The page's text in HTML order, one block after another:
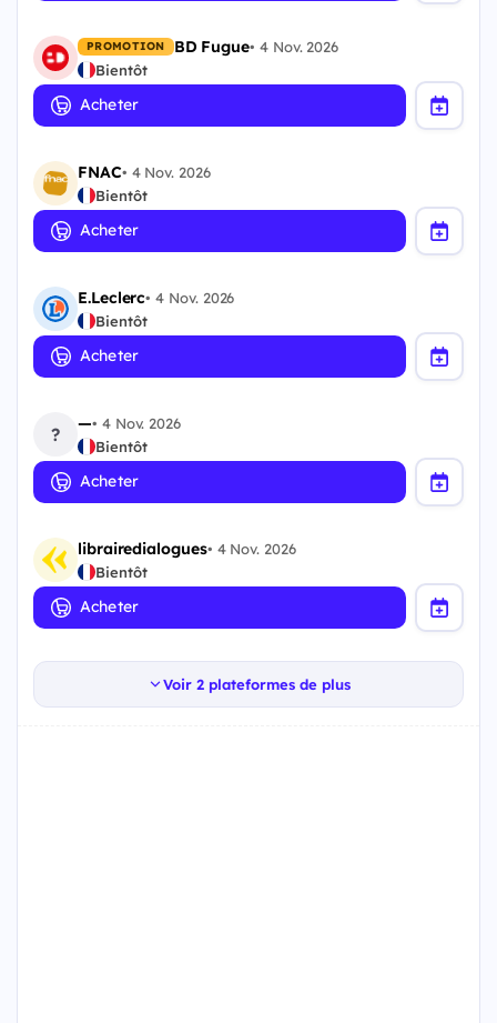
PROMOTION BD Fugue• 4 Nov. 2026
Bientôt
Acheter
FNAC• 4 Nov. 2026
Bientôt
Acheter
E.Leclerc•4 Nov. 2026
Bientôt
Acheter
?
—• 4 Nov. 2026
Bientôt
Acheter
librairedialogues• 4 Nov. 2026
Bientôt
Acheter
Voir 2 plateformes de plus